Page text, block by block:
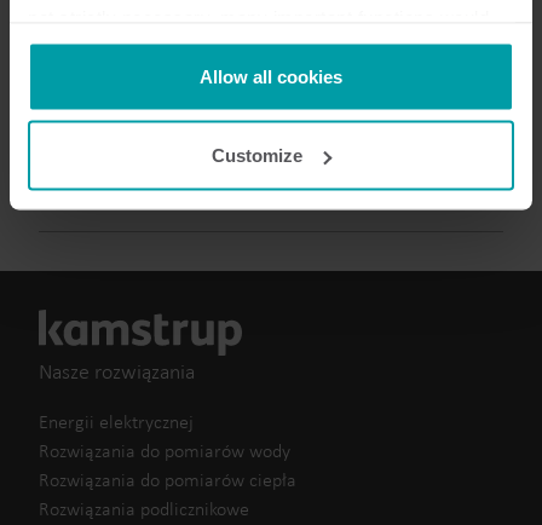
not be available without them.
Kamstrup makes use of third-party cookies. A third-party
cookie is installed by someone other than us, such as
analysis programmes.
You can at any time change or withdraw your consent
Allow all cookies
Customize
Karta katalogowa(2)
Opis techniczny(1)
Nasze rozwiązania
Energii elektrycznej
Rozwiązania do pomiarów wody
Rozwiązania do pomiarów ciepła
Rozwiązania podlicznikowe